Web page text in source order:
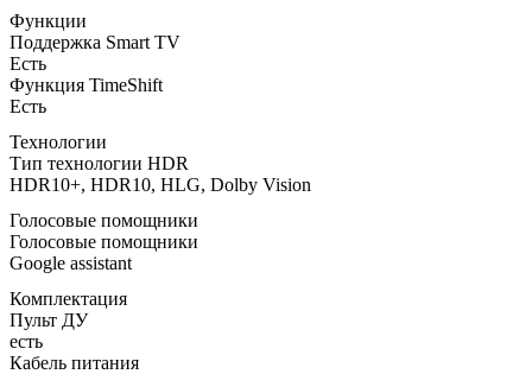
Функции
Поддержка Smart TV
Есть
Функция TimeShift
Есть
Технологии
Тип технологии HDR
HDR10+, HDR10, HLG, Dolby Vision
Голосовые помощники
Голосовые помощники
Google assistant
Комплектация
Пульт ДУ
есть
Кабель питания